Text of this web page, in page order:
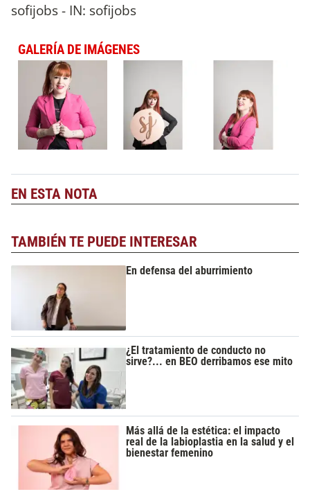
sofijobs - IN: sofijobs
GALERÍA DE IMÁGENES
EN ESTA NOTA
TAMBIÉN TE PUEDE INTERESAR
En defensa del aburrimiento
¿El tratamiento de conducto no
sirve?... en BEO derribamos ese mito
Más allá de la estética: el impacto
real de la labioplastia en la salud y el
bienestar femenino